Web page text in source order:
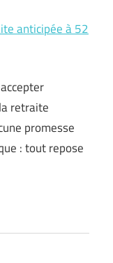
anticipée à 52
retraite
promesse
: tout repose